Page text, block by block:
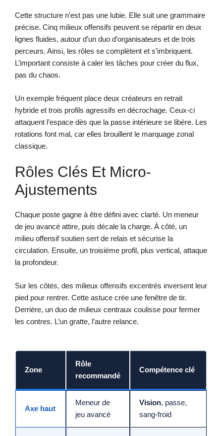
Cette structure n’est pas une lubie. Elle suit une grammaire
précise. Cinq milieux offensifs peuvent se répartir en deux
lignes fluides, autour d’un duo d’organisateurs et de trois
perceurs. Ainsi, les rôles se complètent et s’imbriquent.
L’important consiste à caler les tâches pour créer du flux,
pas du chaos.
Un exemple fréquent place deux créateurs en retrait
hybride et trois profils agressifs en décrochage. Ceux-ci
attaquent l’espace dès que la passe intérieure se libère. Les
rotations font mal, car elles brouillent le marquage zonal
classique.
Rôles Clés Et Micro-
Ajustements
Chaque poste gagne à être défini avec clarté. Un meneur
de jeu avancé attire, puis décale la charge. À côté, un
milieu offensif soutien sert de relais et sécurise la
circulation. Ensuite, un troisième profil, plus vertical, attaque
la profondeur.
Sur les côtés, des milieux offensifs excentrés inversent leur
pied pour rentrer. Cette astuce crée une fenêtre de tir.
Derrière, un duo de milieux centraux coulisse pour fermer
les contres. L’un gratte, l’autre relance.
Zone
Rôle
recommandé
Compétence clé
Axe haut
Meneur de
jeu avancé
Vision, passe,
sang-froid